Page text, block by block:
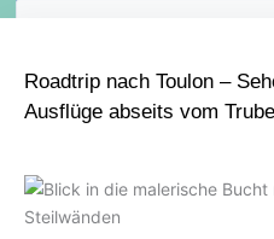
Roadtrip nach Toulon –
Ausflüge abseits vom Trubel